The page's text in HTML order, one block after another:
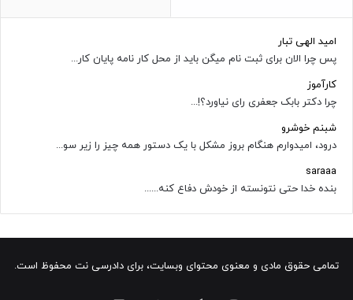
امید الهی تبار
پس چرا الان برای ثبت نام میگن باید از محل کار نامه پایان کار...
کارآموز
چرا دکتر بابک جعفری رای نیاورد؟!...
شبنم خوشرو
درود، امیدوارم هنگام بروز مشکل با یک دستور همه چیز را زیر سو...
saraaa
بنده خدا حتی نتونسته از خودش دفاع کنه......
تمامی حقوق مادی و معنوی محتوای وبسایت، برای دادرسی نت محفوظ است.